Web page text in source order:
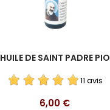
HUILE DE SAINT PADRE PIO
11 avis
Prix
6,00 €